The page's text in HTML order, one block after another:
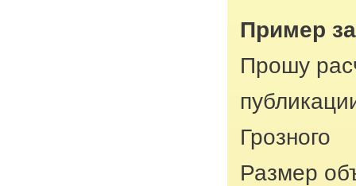
Пример
Прошу
Грозного
Размер